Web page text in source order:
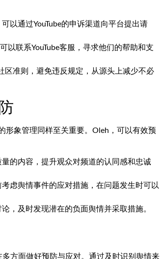
可以通过YouTube的申诉渠道向平台提出请
以联系YouTube客服 ， 寻求他们的帮助和支
区准则 ， 避免违反规定 ， 从源头上减少不必
形象管理同样至关重要。Oleh， 可以有效预
量的内容 ， 提升观众对频道的认同感和忠诚
考虑舆情事件的应对措施 ， 在问题发生时可以
论 ， 及时发现潜在的负面舆情并采取措施。
多方面做好预防与应对。 通过及时识别舆情来